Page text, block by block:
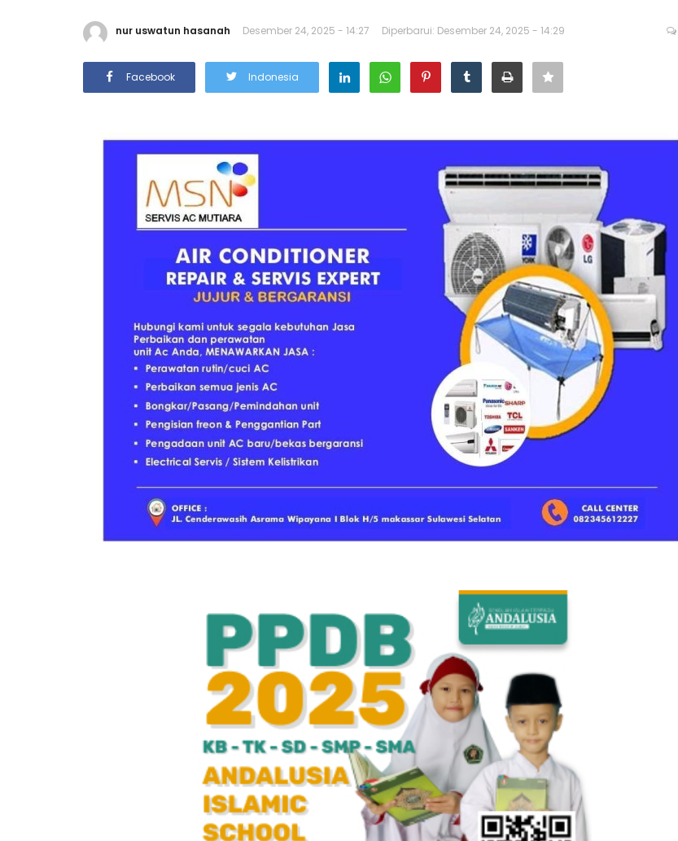
nur uswatun hasanah Desember 24, 2025 - 14:27 Diperbarui: Desember 24, 2025 - 14:29
Facebook Indonesia